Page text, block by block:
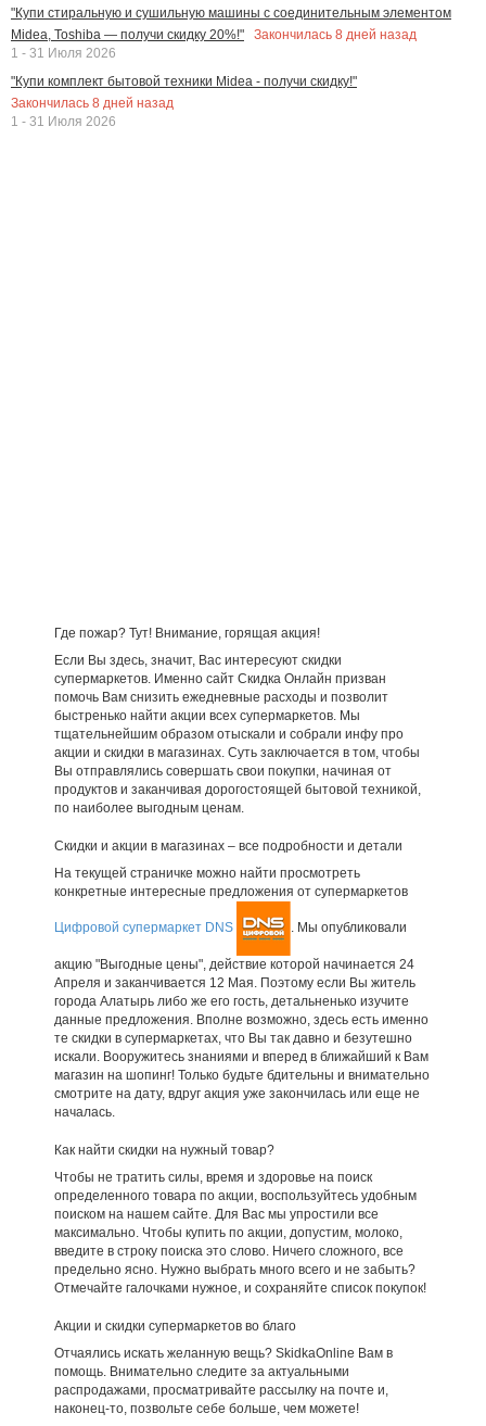
"Купи стиральную и сушильную машины с соединительным элементом
Midea, Toshiba — получи скидку 20%!"
Закончилась 8 дней назад
1 - 31 Июля 2026
"Купи комплект бытовой техники Midea - получи скидку!"
Закончилась 8 дней назад
1 - 31 Июля 2026
Где пожар? Тут! Внимание, горящая акция!
Если Вы здесь, значит, Вас интересуют скидки
супермаркетов. Именно сайт Скидка Онлайн призван
помочь Вам снизить ежедневные расходы и позволит
быстренько найти акции всех супермаркетов. Мы
тщательнейшим образом отыскали и собрали инфу про
акции и скидки в магазинах. Суть заключается в том, чтобы
Вы отправлялись совершать свои покупки, начиная от
продуктов и заканчивая дорогостоящей бытовой техникой,
по наиболее выгодным ценам.
Скидки и акции в магазинах – все подробности и детали
На текущей страничке можно найти просмотреть
конкретные интересные предложения от супермаркетов
Цифровой супермаркет DNS . Мы опубликовали
акцию "Выгодные цены", действие которой начинается 24
Апреля и заканчивается 12 Мая. Поэтому если Вы житель
города Алатырь либо же его гость, детальненько изучите
данные предложения. Вполне возможно, здесь есть именно
те скидки в супермаркетах, что Вы так давно и безутешно
искали. Вооружитесь знаниями и вперед в ближайший к Вам
магазин на шопинг! Только будьте бдительны и внимательно
смотрите на дату, вдруг акция уже закончилась или еще не
началась.
Как найти скидки на нужный товар?
Чтобы не тратить силы, время и здоровье на поиск
определенного товара по акции, воспользуйтесь удобным
поиском на нашем сайте. Для Вас мы упростили все
максимально. Чтобы купить по акции, допустим, молоко,
введите в строку поиска это слово. Ничего сложного, все
предельно ясно. Нужно выбрать много всего и не забыть?
Отмечайте галочками нужное, и сохраняйте список покупок!
Акции и скидки супермаркетов во благо
Отчаялись искать желанную вещь? SkidkaOnline Вам в
помощь. Внимательно следите за актуальными
распродажами, просматривайте рассылку на почте и,
наконец-то, позвольте себе больше, чем можете!